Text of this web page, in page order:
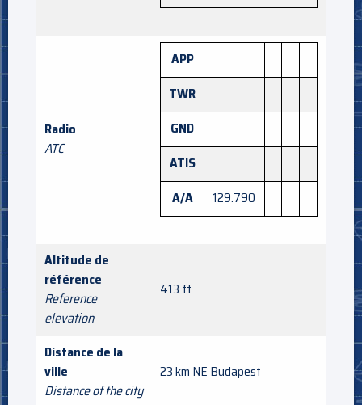
Radio
ATC
APP
TWR
GND
ATIS
A/A
129.790
Altitude de
référence
Reference
elevation
413 ft
Distance de la
ville
Distance of the city
23 km NE Budapest